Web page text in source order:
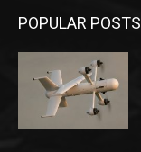
POPULAR POSTS